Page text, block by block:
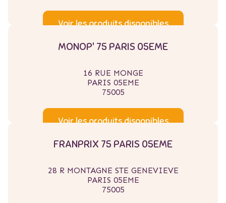
Voir les produits disponibles
MONOP' 75 PARIS 05EME
16 RUE MONGE
PARIS 05EME
75005
Voir les produits disponibles
FRANPRIX 75 PARIS 05EME
28 R MONTAGNE STE GENEVIEVE
PARIS 05EME
75005